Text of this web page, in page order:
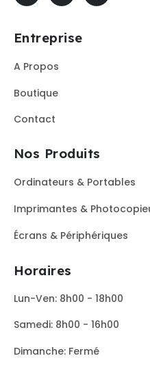
Entreprise
A Propos
Boutique
Contact
Nos Produits
Ordinateurs & Portables
Imprimantes &
Écrans & Périphériques
Horaires
Lun-Ven: 8h00 - 18h00
Samedi: 8h00 - 16h00
Dimanche: Fermé